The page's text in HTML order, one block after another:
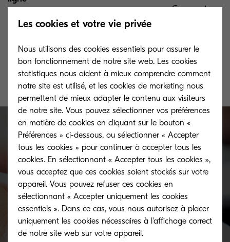
Comment nous traitons les données à
mention contraire dans d'autres
déclarations, tant en ligne que hors ligne.
Comment nous
Kyocera agit en
traitement.
Gérer vos cookies
Vous pouvez gérer le type de cookie que notre
site web place sur votre appareil.
Les cookies et votre vie privée
Nous utilisons des cookies essentiels pour assurer le
bon fonctionnement de notre site web. Les cookies
statistiques nous aident à mieux comprendre comment
notre site est utilisé, et les cookies de marketing nous
permettent de mieux adapter le contenu aux visiteurs
de notre site. Vous pouvez sélectionner vos préférences
en matière de cookies en cliquant sur le bouton «
Préférences » ci-dessous, ou sélectionner « Accepter
tous les cookies » pour continuer à accepter tous les
cookies. En sélectionnant « Accepter tous les cookies »,
vous acceptez que ces cookies soient stockés sur votre
appareil. Vous pouvez refuser ces cookies en
sélectionnant « Accepter uniquement les cookies
essentiels ». Dans ce cas, vous nous autorisez à placer
uniquement les cookies nécessaires à l'affichage correct